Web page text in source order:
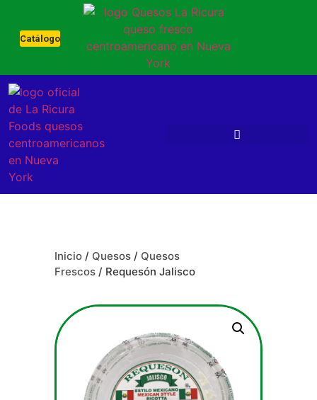
Catálogo
Inicio / Quesos / Quesos
Frescos / Requesón Jalisco